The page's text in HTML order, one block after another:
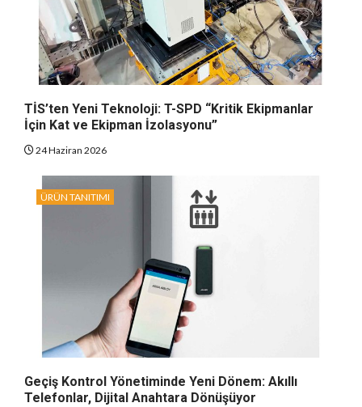
TİS’ten Yeni Teknoloji: T-SPD “Kritik Ekipmanlar
İçin Kat ve Ekipman İzolasyonu”
24 Haziran 2026
ÜRÜN TANITIMI
Geçiş Kontrol Yönetiminde Yeni Dönem: Akıllı
Telefonlar, Dijital Anahtara Dönüşüyor